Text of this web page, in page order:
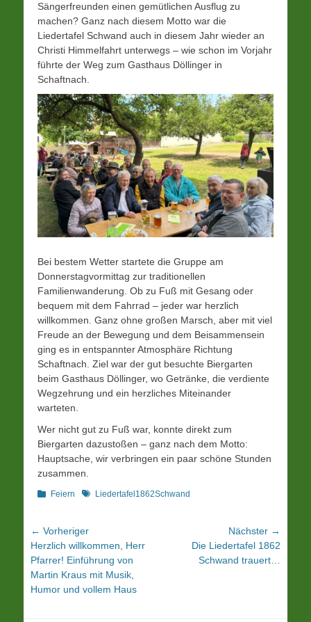
Sängerfreunden einen gemütlichen Ausflug zu
machen? Ganz nach diesem Motto war die
Liedertafel Schwand auch in diesem Jahr wieder an
Christi Himmelfahrt unterwegs – wie schon im Vorjahr
führte der Weg zum Gasthaus Döllinger in
Schaftnach.
Bei bestem Wetter startete die Gruppe am
Donnerstagvormittag zur traditionellen
Familienwanderung. Ob zu Fuß mit Gesang oder
bequem mit dem Fahrrad – jeder war herzlich
willkommen. Ganz ohne großen Marsch, aber mit viel
Freude an der Bewegung und dem Beisammensein
ging es in entspannter Atmosphäre Richtung
Schaftnach. Ziel war der gut besuchte Biergarten
beim Gasthaus Döllinger, wo Getränke, die verdiente
Wegzehrung und ein herzliches Miteinander
warteten.
Wer nicht gut zu Fuß war, konnte direkt zum
Biergarten dazustoßen – ganz nach dem Motto:
Hauptsache, wir verbringen ein paar schöne Stunden
zusammen.
Kategorien
Feiern Schlagworte
Liedertafel1862Schwand
Beitrags-
Navigation
← Vorheriger
Vorheriger
Beitrag:
Herzlich willkommen, Herr
Pfarrer! Einführung von
Martin Kraus mit Musik,
Humor und vollem Haus
Nächster →
NächsterDie Liedertafel 1862
Schwand trauert…